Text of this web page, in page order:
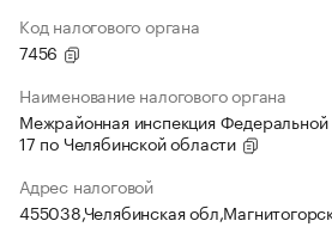
Код налогового органа
7456
Наименование налогового органа
Межрайонная инспекция
17 по Челябинской области
Адрес налоговой
455038,Челябинская